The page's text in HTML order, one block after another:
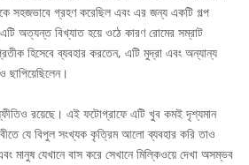
সহজভাবে গ্রহণ করেছিল এবং এর জন্য একটি গল্প
অত্যন্ত বিখ্যাত হয়ে ওঠে কারণ রোমের সম্রাট
হিসেবে ব্যবহার করতেন, এটি মুদ্রা এবং অন্যান্য
ছাপিয়েছিলেন।
রয়েছে। এই ফটোগ্রাফে এটি খুব কমই দৃশ্যমান
যে বিপুল সংখ্যক কৃত্রিম আলো ব্যবহার করি তাও
যেখানে বাস করে সেখানে মিল্কিওয়ে দেখা অসম্ভব